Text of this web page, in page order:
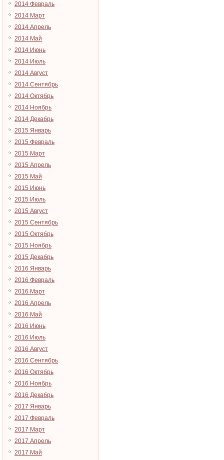
2014 Февраль
2014 Март
2014 Апрель
2014 Май
2014 Июнь
2014 Июль
2014 Август
2014 Сентябрь
2014 Октябрь
2014 Ноябрь
2014 Декабрь
2015 Январь
2015 Февраль
2015 Март
2015 Апрель
2015 Май
2015 Июнь
2015 Июль
2015 Август
2015 Сентябрь
2015 Октябрь
2015 Ноябрь
2015 Декабрь
2016 Январь
2016 Февраль
2016 Март
2016 Апрель
2016 Май
2016 Июнь
2016 Июль
2016 Август
2016 Сентябрь
2016 Октябрь
2016 Ноябрь
2016 Декабрь
2017 Январь
2017 Февраль
2017 Март
2017 Апрель
2017 Май